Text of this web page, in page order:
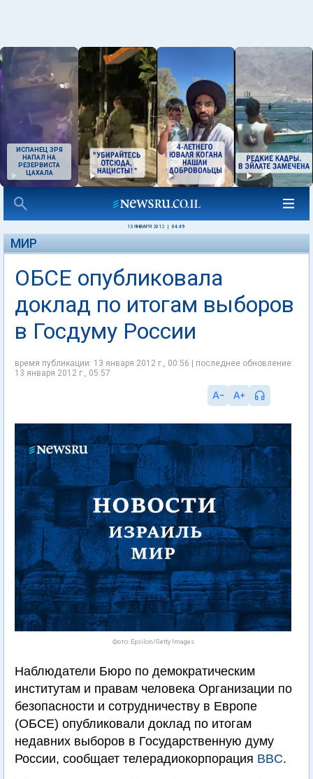
ИСПАНЕЦ ЗРЯ
НАПАЛ НА
РЕЗЕРВИСТА
ЦАХАЛА
13 ЯНВАРЯ 2012 04:49
МИР
ОБСЕ опубликовала
доклад по итогам выборов
в Госдуму России
время публикации: 13 января 2012 г., 00:56 | последнее обновление:
13 января 2012 г., 05:57
Фото: Epsilon/Getty Images
Наблюдатели Бюро по демократическим
институтам и правам человека Организации по
безопасности и сотрудничеству в Европе
(ОБСЕ) опубликовали доклад по итогам
недавних выборов в Государственную думу
России, сообщает телерадиокорпорация BBC.